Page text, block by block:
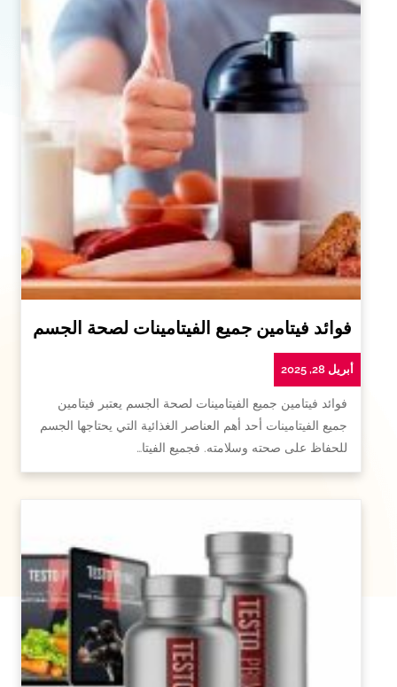
فوائد فيتامين جميع الفيتامينات لصحة الجسم
أبريل 28, 2025
فوائد فيتامين جميع الفيتامينات لصحة الجسم يعتبر فيتامين
جميع الفيتامينات أحد أهم العناصر الغذائية التي يحتاجها الجسم
للحفاظ على صحته وسلامته. فجميع الفيتا…